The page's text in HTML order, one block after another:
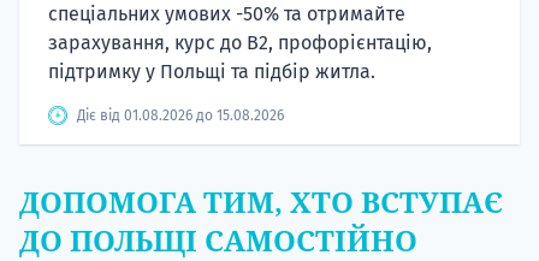
спеціальних умових -50% та отримайте
зарахування, курс до B2, профорієнтацію,
підтримку у Польщі та підбір житла.
Діє від 01.08.2026 до 15.08.2026
ДОПОМОГА ТИМ, ХТО ВСТУПАЄ
ДО ПОЛЬЩІ САМОСТІЙНО